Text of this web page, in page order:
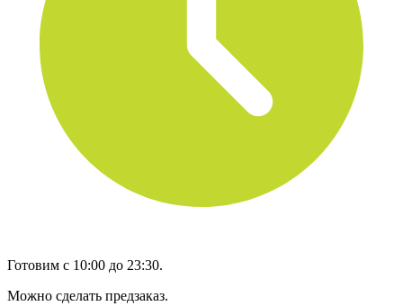
Готовим с 10:00 до 23:30.
Можно сделать предзаказ.